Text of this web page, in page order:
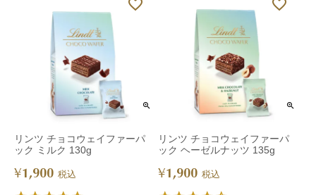
リンツ チョコウェイファーパ
ック ミルク 130g
¥1,900 税込
リンツ チョコウェイファーパ
ック ヘーゼルナッツ 135g
¥1,900 税込